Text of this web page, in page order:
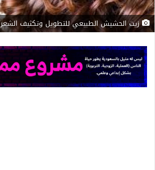
زيت الحشيش الطبيعي للتطويل وتكثيف الشعر